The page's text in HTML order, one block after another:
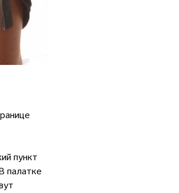
пункт
палатке